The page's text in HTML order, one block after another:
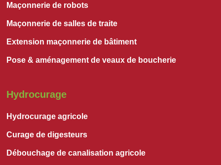
Maçonnerie de robots
Maçonnerie de salles de traite
Extension maçonnerie de bâtiment
Pose & aménagement de veaux de boucherie
Hydrocurage
Hydrocurage agricole
Curage de digesteurs
Débouchage de canalisation agricole